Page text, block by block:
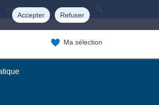
Accepter Refuser
Ma sélection